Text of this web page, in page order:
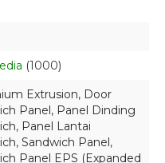
(1000)
Extrusion, Door
Panel, Panel Dinding
, Panel Lantai
, Sandwich Panel,
Panel EPS (Expanded